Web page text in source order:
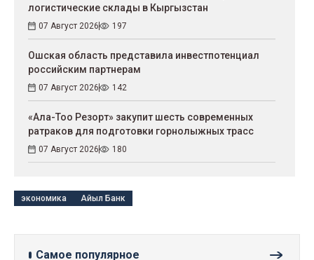
логистические склады в Кыргызстан
07 Август 2026 197
Ошская область представила инвестпотенциал
российским партнерам
07 Август 2026 142
«Ала-Тоо Резорт» закупит шесть современных
ратраков для подготовки горнолыжных трасс
07 Август 2026 180
экономика Айыл Банк
Самое популярное